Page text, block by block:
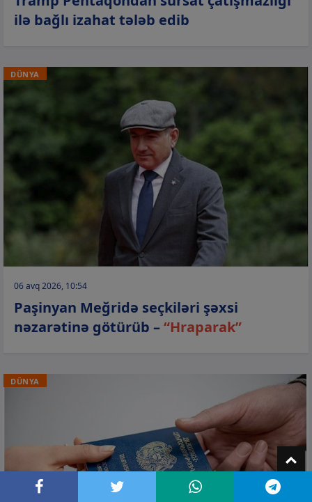
ilə bağlı izahat tələb edib
DÜNYA
06 avq 2026, 10:54
Paşinyan Meğridə seçkiləri şəxsi
nəzarətinə götürüb –“Hraparak”
DÜNYA